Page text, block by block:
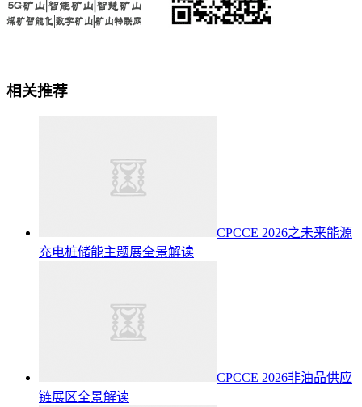
相关推荐
CPCCE 2026之未来能源
充电桩储能主题展全景解读
CPCCE 2026非油品供应
链展区全景解读